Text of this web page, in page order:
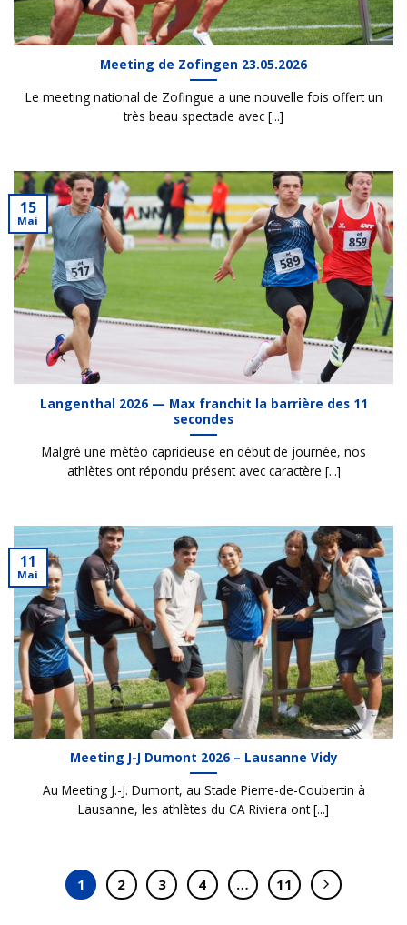
Meeting de Zofingen 23.05.2026
Le meeting national de Zofingue a une nouvelle fois offert un
très beau spectacle avec [...]
Langenthal 2026 — Max franchit la barrière des 11
secondes
Malgré une météo capricieuse en début de journée, nos
athlètes ont répondu présent avec caractère [...]
15
Mai
Meeting J-J Dumont 2026 – Lausanne Vidy
Au Meeting J.-J. Dumont, au Stade Pierre-de-Coubertin à
Lausanne, les athlètes du CA Riviera ont [...]
11
Mai
1 2 3 4 … 11